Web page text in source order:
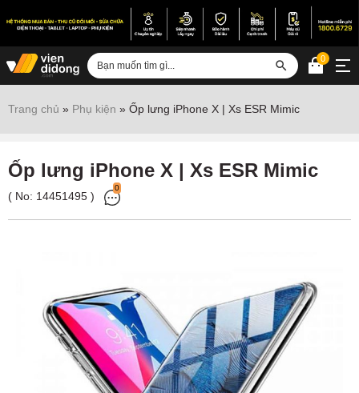
Sửa Android
Sửa Vertu
Sửa iPad
Sửa chữa thiết bị khác
Điện thoại
0
Trang chủ » Phụ kiện » Ốp lưng iPhone X | Xs ESR Mimic
Ốp lưng iPhone X | Xs ESR Mimic
( No: 14451495 )
0